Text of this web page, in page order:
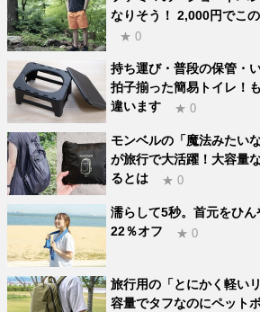
なりそう！ 2,000円でこ
★ 0
持ち運び・普段の保管・
拍子揃った簡易トイレ！
違います
★ 0
モンベルの「魔法みたい
が旅行で大活躍！大容量
るとは
★ 0
濡らして5秒。首元をひ
22％オフ
★ 0
旅行用の「とにかく軽い
容量でタフなのにペット